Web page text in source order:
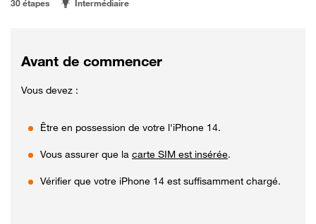
30 étapes Intermédiaire
Avant de commencer
Vous devez :
Être en possession de votre l'iPhone 14.
Vous assurer que la carte SIM est insérée.
Vérifier que votre iPhone 14 est suffisamment chargé.